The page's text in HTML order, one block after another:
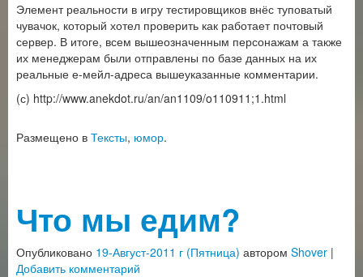
Элемент реальности в игру тестировщиков внёс туповатый
чувачок, который хотел проверить как работает почтовый
сервер. В итоге, всем вышеозначенным персонажам а также
их менеджерам были отправлены по базе данных на их
реальные е-мейл-адреса вышеуказанные комментарии.
(с) http://www.anekdot.ru/an/an1109/o110911;1.html
Размещено в Тексты, юмор.
Что мы едим?
Опубликовано 19-Август-2011 г (Пятница) автором Shover |
Добавить комментарий